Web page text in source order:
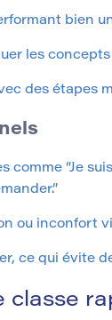
bien
les
des étapes
comme “Je
ou inconfort
ce qui évite
classe